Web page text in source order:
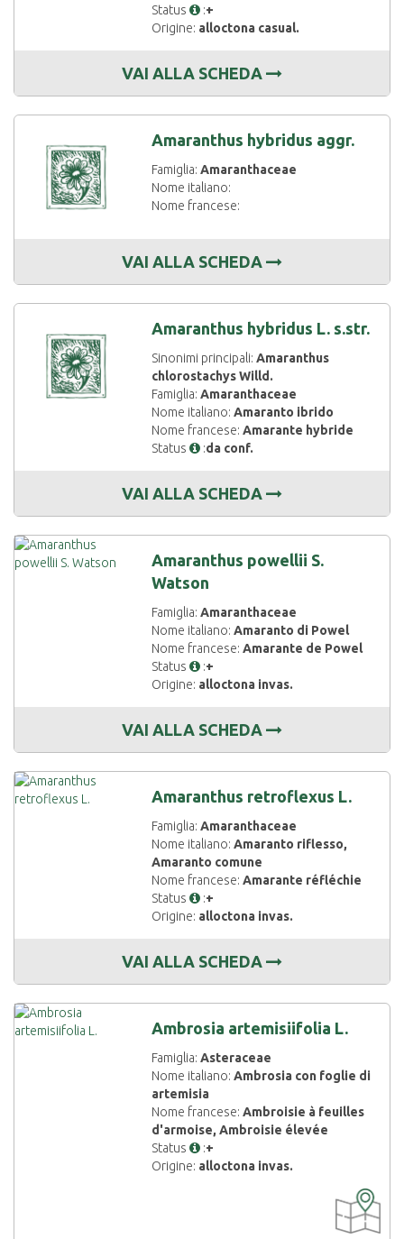
Status
:+
Origine: alloctona casual.
VAI ALLA SCHEDA
Amaranthus hybridus aggr.
Famiglia:Amaranthaceae
Nome italiano:
Nome francese:
VAI ALLA SCHEDA
Amaranthus hybridus L. s.str.
Sinonimi principali:Amaranthus
chlorostachys Willd.
Famiglia:Amaranthaceae
Nome italiano:Amaranto ibrido
Nome francese:Amarante hybride
Status
:da conf.
VAI ALLA SCHEDA
Amaranthus powellii S.
Watson
Famiglia:Amaranthaceae
Nome italiano:Amaranto di Powel
Nome francese:Amarante de Powel
Status
:+
Origine: alloctona invas.
VAI ALLA SCHEDA
Amaranthus retroflexus L.
Famiglia:Amaranthaceae
Nome italiano:Amaranto riflesso,
Amaranto comune
Nome francese:Amarante réfléchie
Status
:+
Origine: alloctona invas.
VAI ALLA SCHEDA
Ambrosia artemisiifolia L.
Famiglia:Asteraceae
Nome italiano:Ambrosia con foglie di
artemisia
Nome francese:Ambroisie à feuilles
d'armoise, Ambroisie élevée
Status
:+
Origine: alloctona invas.
DISPONIBILE